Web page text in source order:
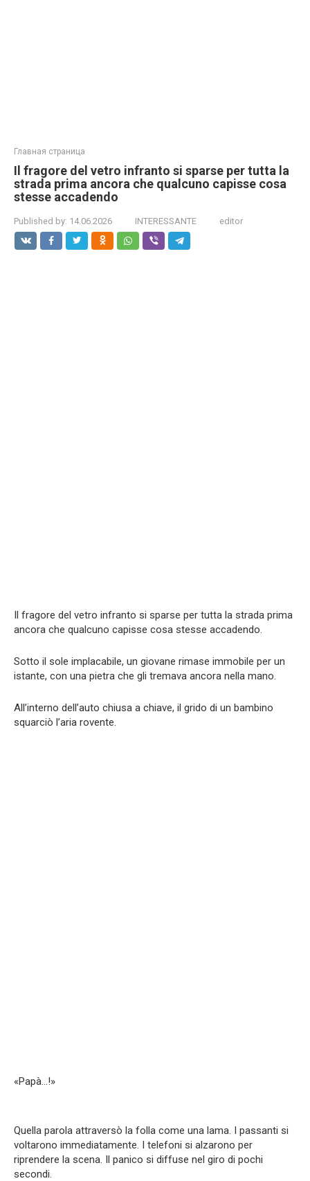
Главная страница
Il fragore del vetro infranto si sparse per tutta la
strada prima ancora che qualcuno capisse cosa
stesse accadendo
Published by: 14.06.2026 INTERESSANTE editor
Il fragore del vetro infranto si sparse per tutta la strada prima
ancora che qualcuno capisse cosa stesse accadendo.
Sotto il sole implacabile, un giovane rimase immobile per un
istante, con una pietra che gli tremava ancora nella mano.
All’interno dell’auto chiusa a chiave, il grido di un bambino
squarciò l’aria rovente.
«Papà…!»
Quella parola attraversò la folla come una lama. I passanti si
voltarono immediatamente. I telefoni si alzarono per
riprendere la scena. Il panico si diffuse nel giro di pochi
secondi.